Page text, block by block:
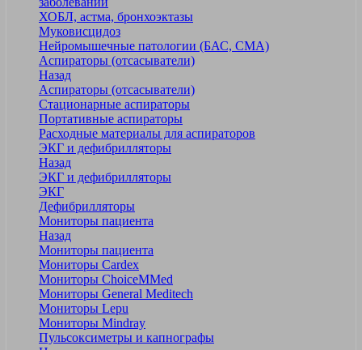
ХОБЛ, астма, бронхоэктазы
Муковисцидоз
Нейромышечные патологии (БАС, СМА)
Аспираторы (отсасыватели)
Назад
Аспираторы (отсасыватели)
Стационарные аспираторы
Портативные аспираторы
Расходные материалы для аспираторов
ЭКГ и дефибрилляторы
Назад
ЭКГ и дефибрилляторы
ЭКГ
Дефибрилляторы
Мониторы пациента
Назад
Мониторы пациента
Мониторы Cardex
Мониторы ChoiceMMed
Мониторы General Meditech
Мониторы Lepu
Мониторы Mindray
Пульсоксиметры и капнографы